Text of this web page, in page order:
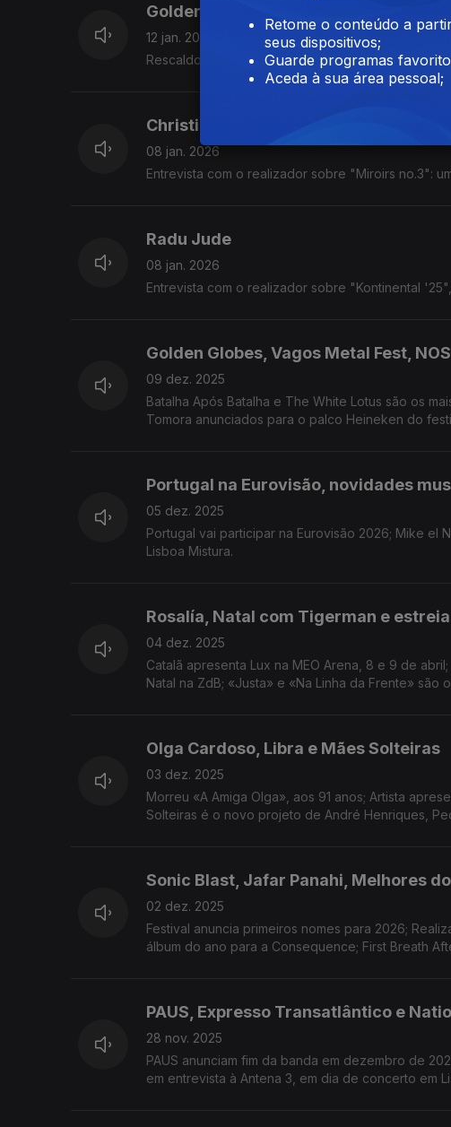
Golden Globes
12 jan. 2026
Rescaldo da 83ª edição da cerimónia de entrega
Christian Petzold
08 jan. 2026
Entrevista com o realizador sobre "Miroirs no.3":
Radu Jude
08 jan. 2026
Entrevista com o realizador sobre "Kontinental
Golden Globes, Vagos Metal Fest,
09 dez. 2025
Batalha Após Batalha e The White Lotus são os
Tomora anunciados para o palco Heineken do
Portugal na Eurovisão, novidades
05 dez. 2025
Portugal vai participar na Eurovisão 2026; Mike el
Lisboa Mistura.
Rosalía, Natal com Tigerman e
04 dez. 2025
Catalã apresenta Lux na MEO Arena, 8 e 9 de
Natal na ZdB; «Justa» e «Na Linha da Frente» são
Olga Cardoso, Libra e Mães Solteiras
03 dez. 2025
Morreu «A Amiga Olga», aos 91 anos; Artista
Solteiras é o novo projeto de André Henriques,
Sonic Blast, Jafar Panahi, Melhores
02 dez. 2025
Festival anuncia primeiros nomes para 2026;
álbum do ano para a Consequence; First Breath
PAUS, Expresso Transatlântico e
28 nov. 2025
PAUS anunciam fim da banda em dezembro de
em entrevista à Antena 3, em dia de concerto em
Retome o conteúdo a
seus dispositivos;
Guarde programas
Aceda à sua área pessoal;